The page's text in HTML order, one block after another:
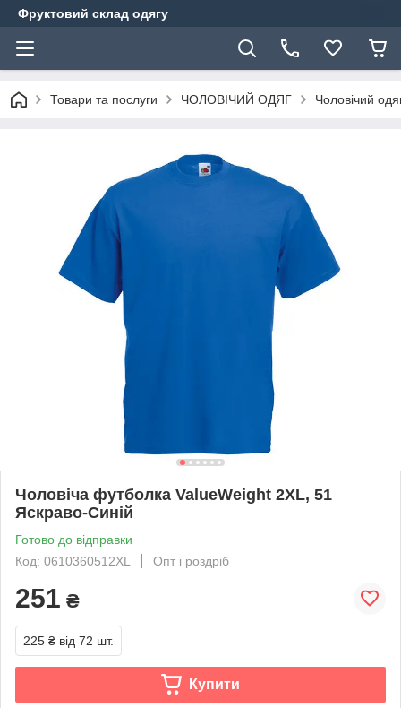
Фруктовий склад одягу
Товари та послуги ЧОЛОВІЧИЙ ОДЯГ Чоловічий
Чоловіча футболка ValueWeight 2XL, 51
Яскраво-Синій
Готово до відправки
Код: 0610360512XL
Опт і роздріб
251 ₴
225 ₴ від 72 шт.
Купити